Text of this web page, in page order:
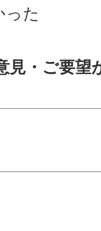
った
見・ご要望